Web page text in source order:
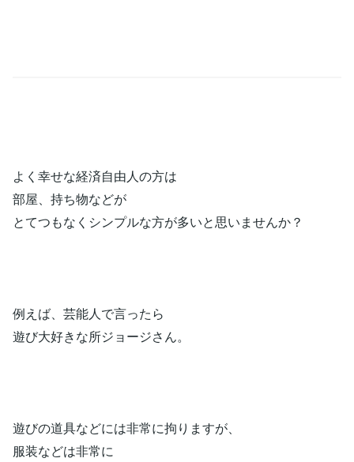
よく幸せな経済自由人の方は
部屋、持ち物などが
とてつもなくシンプルな方が多いと思いませんか？
例えば、芸能人で言ったら
遊び大好きな所ジョージさん。
遊びの道具などには非常に拘りますが、
服装などは非常に